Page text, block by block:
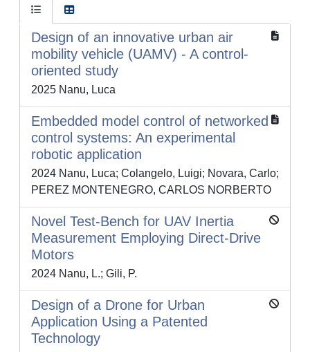
Design of an innovative urban air
mobility vehicle (UAMV) - A control-
oriented study
2025 Nanu, Luca
Embedded model control of networked
control systems: An experimental
robotic application
2024 Nanu, Luca; Colangelo, Luigi; Novara, Carlo;
PEREZ MONTENEGRO, CARLOS NORBERTO
Novel Test-Bench for UAV Inertia
Measurement Employing Direct-Drive
Motors
2024 Nanu, L.; Gili, P.
Design of a Drone for Urban
Application Using a Patented
Technology